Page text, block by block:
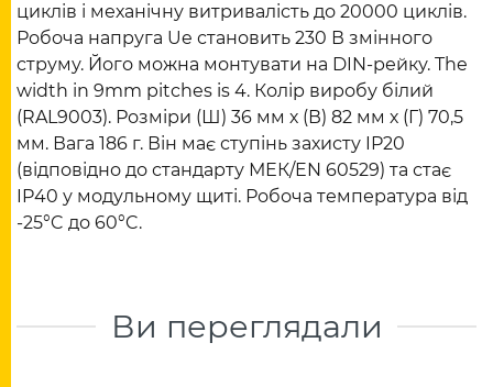
циклів і механічну витривалість до 20000 циклів.
Робоча напруга Ue становить 230 В змінного
струму. Його можна монтувати на DIN-рейку. The
width in 9mm pitches is 4. Колір виробу білий
(RAL9003). Розміри (Ш) 36 мм х (В) 82 мм х (Г) 70,5
мм. Вага 186 г. Він має ступінь захисту IP20
(відповідно до стандарту МЕК/EN 60529) та стає
IP40 у модульному щиті. Робоча температура від
-25°C до 60°C.
Ви переглядали